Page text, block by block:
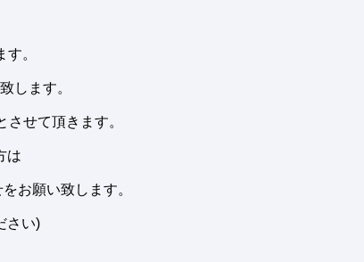
。
します。
させて頂きます。
は
お願い致します。
さい)